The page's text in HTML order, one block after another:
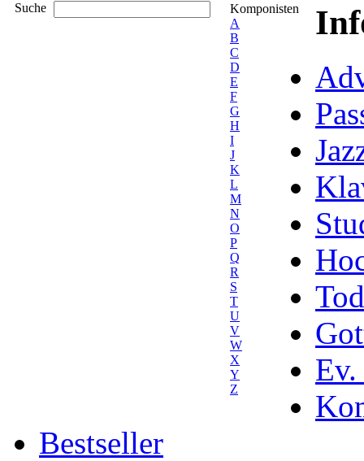
Suche
Komponisten
A
B
C
D
E
F
G
H
I
J
K
L
M
N
O
P
Q
R
S
T
U
V
W
X
Y
Z
Ev.
Bestseller